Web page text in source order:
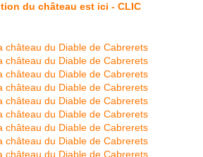
du château est ici - CLIC